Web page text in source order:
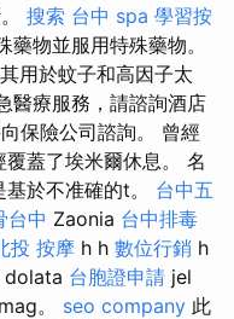
搜索 台中 spa 學習按
藥物並服用特殊藥物。
用於蚊子和高因子太
醫療服務，請諮詢酒店
保險公司諮詢。 曾經
覆蓋了埃米爾休息。 名
於不准確的t。 台中五
台中 Zaonia 台中排毒
投 按摩 h h 數位行銷 h
dolata 台胞證申請 jel
。 seo company 此